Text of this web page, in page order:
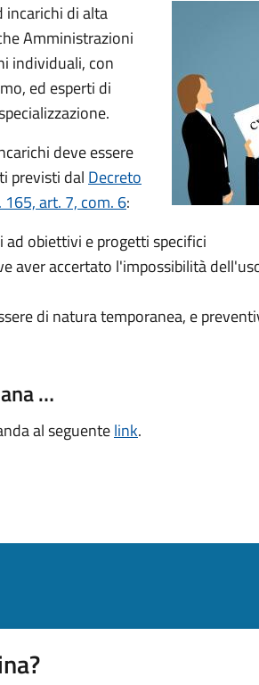
incarichi di alta
Amministrazioni
individuali, con
ed esperti di
deve essere
previsti dal Decreto
art. 7, com. 6:
ad obiettivi e progetti specifici
aver accertato l'impossibilità
di natura temporanea, e
…
al seguentelink.